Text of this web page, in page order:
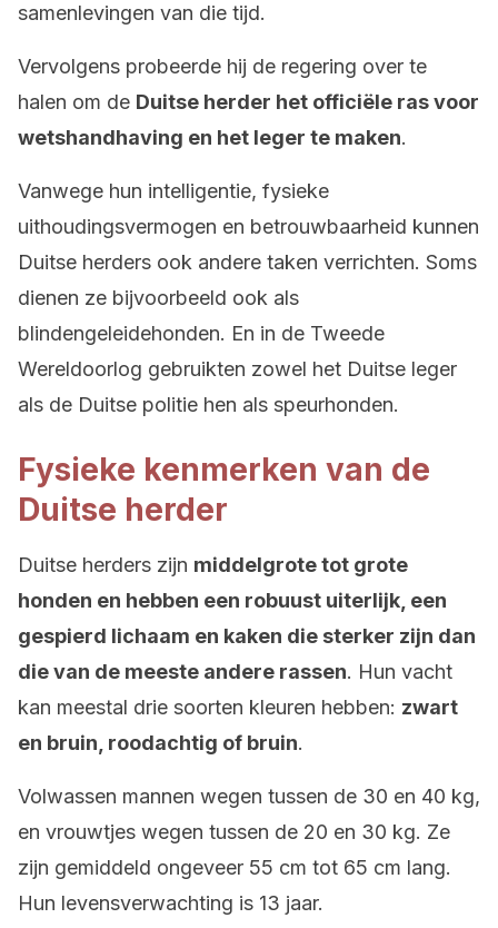
samenlevingen van die tijd.
Vervolgens probeerde hij de regering over te
halen om de Duitse herder het officiële ras voor
wetshandhaving en het leger te maken.
Vanwege hun intelligentie, fysieke
uithoudingsvermogen en betrouwbaarheid kunnen
Duitse herders ook andere taken verrichten. Soms
dienen ze bijvoorbeeld ook als
blindengeleidehonden. En in de Tweede
Wereldoorlog gebruikten zowel het Duitse leger
als de Duitse politie hen als speurhonden.
Fysieke kenmerken van de
Duitse herder
Duitse herders zijn middelgrote tot grote
honden en hebben een robuust uiterlijk, een
gespierd lichaam en kaken die sterker zijn dan
die van de meeste andere rassen. Hun vacht
kan meestal drie soorten kleuren hebben: zwart
en bruin, roodachtig of bruin.
Volwassen mannen wegen tussen de 30 en 40 kg,
en vrouwtjes wegen tussen de 20 en 30 kg. Ze
zijn gemiddeld ongeveer 55 cm tot 65 cm lang.
Hun levensverwachting is 13 jaar.